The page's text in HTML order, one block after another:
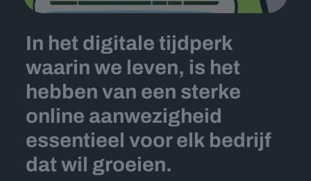
In het digitale tijdperk
waarin we leven, is het
hebben van een sterke
online aanwezigheid
essentieel voor elk bedrijf
dat wil groeien.